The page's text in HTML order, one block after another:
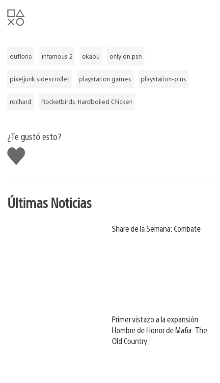
eufloria infamous 2 okabu only on psn
pixeljunk sidescroller playstation games playstation-plus
rochard Rocketbirds: Hardboiled Chicken
¿Te gustó esto?
Me
gusta
Últimas Noticias
Share de la Semana: Combate
Primer vistazo a la expansión
Hombre de Honor de Mafia: The
Old Country